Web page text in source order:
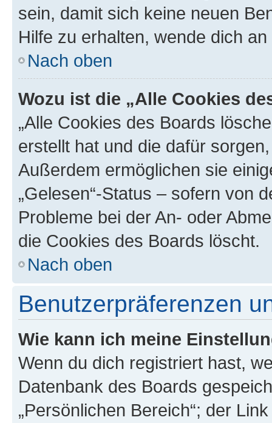
sein, damit sich keine neuen
Hilfe zu erhalten, wende dich
Nach oben
Wozu ist die „Alle Cookies
„Alle Cookies des Boards
erstellt hat und die dafür
Außerdem ermöglichen sie
„Gelesen“-Status – sofern von
Probleme bei der An- oder
die Cookies des Boards löscht.
Nach oben
Benutzerpräferenzen
Wie kann ich meine
Wenn du dich registriert hast,
Datenbank des Boards
„Persönlichen Bereich“; der